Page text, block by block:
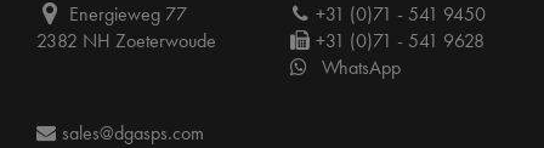
Energieweg 77
2382 NH Zoeterwoude
+31 (0)71 - 541 9450
+31 (0)71 - 541 9628
WhatsApp
sales@dgasps.com